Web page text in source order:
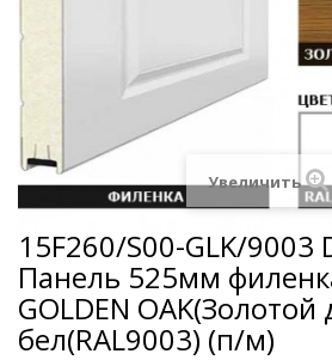
Увеличить
15F260/S00-GLK/9003
Панель 525мм
GOLDEN OAK(Золотой
бел(RAL9003) (п/м)